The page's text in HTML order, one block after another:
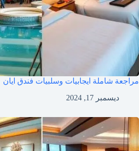
مراجعة شاملة ايجابيات وسلبيات فندق ايان
ديسمبر 17, 2024